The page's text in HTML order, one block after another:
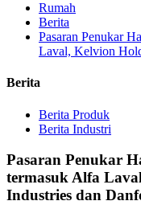
Rumah
Berita
Pasaran Penukar
Laval, Kelvion
Berita
Berita Produk
Berita Industri
Pasaran Penukar
termasuk Alfa
Industries dan